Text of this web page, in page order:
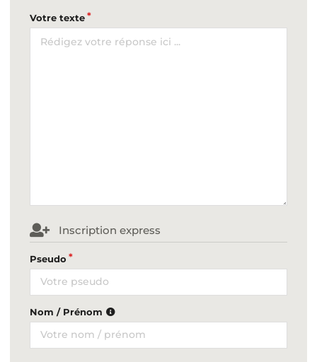
Votre texte
Inscription express
Pseudo
Nom / Prénom